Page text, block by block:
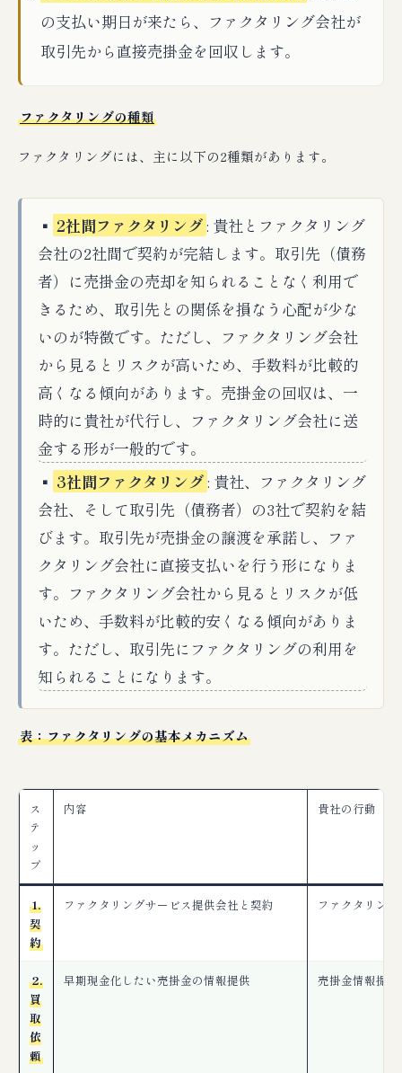
の支払い期日が来たら、ファクタリング会社が
取引先から直接売掛金を回収します。
ファクタリングの種類
ファクタリングには、主に以下の2種類があります。
▪️ 2社間ファクタリング: 貴社とファクタリング
会社の2社間で契約が完結します。取引先（債務
者）に売掛金の売却を知られることなく利用で
きるため、取引先との関係を損なう心配が少な
いのが特徴です。ただし、ファクタリング会社
から見るとリスクが高いため、手数料が比較的
高くなる傾向があります。売掛金の回収は、一
時的に貴社が代行し、ファクタリング会社に送
金する形が一般的です。
▪️ 3社間ファクタリング: 貴社、ファクタリング
会社、そして取引先（債務者）の3社で契約を結
びます。取引先が売掛金の譲渡を承諾し、ファ
クタリング会社に直接支払いを行う形になりま
す。ファクタリング会社から見るとリスクが低
いため、手数料が比較的安くなる傾向がありま
す。ただし、取引先にファクタリングの利用を
知られることになります。
表：ファクタリングの基本メカニズム
ス
テ
ッ
プ
内容 貴社の行動
1.
契
約
ファクタリングサービス提供会社と契約 ファクタリン
2.
買
取
依
頼
早期現金化したい売掛金の情報提供 売掛金情報提